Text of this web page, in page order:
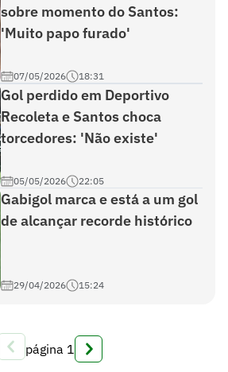
sobre momento do Santos:
'Muito papo furado'
07/05/2026 18:31
Gol perdido em Deportivo
Recoleta e Santos choca
torcedores: 'Não existe'
05/05/2026 22:05
Gabigol marca e está a um gol
de alcançar recorde histórico
29/04/2026 15:24
página 1